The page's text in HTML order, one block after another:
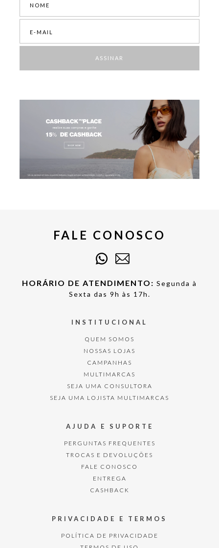
ASSINAR
FALE CONOSCO
HORÁRIO DE ATENDIMENTO: Segunda à
Sexta das 9h às 17h.
INSTITUCIONAL
QUEM SOMOS
NOSSAS LOJAS
CAMPANHAS
MULTIMARCAS
SEJA UMA CONSULTORA
SEJA UMA LOJISTA MULTIMARCAS
AJUDA E SUPORTE
PERGUNTAS FREQUENTES
TROCAS E DEVOLUÇÕES
FALE CONOSCO
ENTREGA
CASHBACK
PRIVACIDADE E TERMOS
POLÍTICA DE PRIVACIDADE